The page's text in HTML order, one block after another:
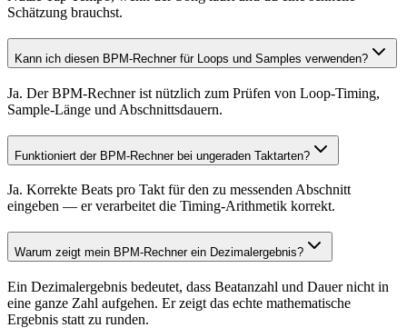
Schätzung brauchst.
Kann ich diesen BPM-Rechner für Loops und Samples verwenden?
Ja. Der BPM-Rechner ist nützlich zum Prüfen von Loop-Timing,
Sample-Länge und Abschnittsdauern.
Funktioniert der BPM-Rechner bei ungeraden Taktarten?
Ja. Korrekte Beats pro Takt für den zu messenden Abschnitt
eingeben — er verarbeitet die Timing-Arithmetik korrekt.
Warum zeigt mein BPM-Rechner ein Dezimalergebnis?
Ein Dezimalergebnis bedeutet, dass Beatanzahl und Dauer nicht in
eine ganze Zahl aufgehen. Er zeigt das echte mathematische
Ergebnis statt zu runden.